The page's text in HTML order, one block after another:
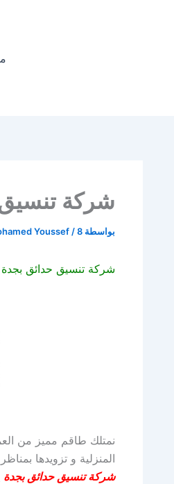
شركة
بواسطة Youssef /8 يوليو، 2019
شركة تنسيق حدائق بجدة
نمتلك طاقم مميز من
المنزلية و تزويدها
شركة تنسيق حدائق بجدة